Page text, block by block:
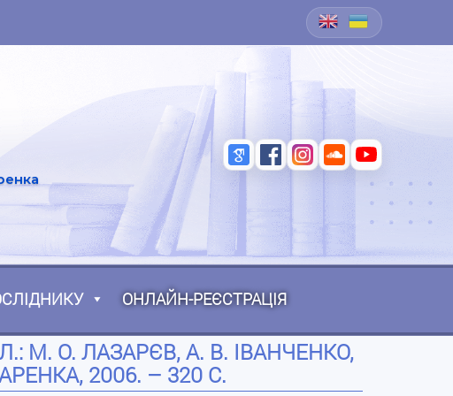
ОНЛАЙН-РЕЄСТРАЦІЯ
М. О. ЛАЗАРЄВ, А. В. ІВАНЧЕНКО,
2006. – 320 С.